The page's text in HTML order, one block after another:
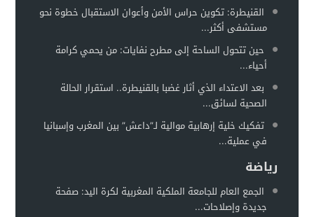
القنيطرة: تكوين حراس الأمن وأعوان الاستقبال خطوة نحو
مستشفى أكثر...
حين تتحول الساحة إلى مطرح نفايات: من يحمي كرامة
أحياء...
بعد الاعتداء الذي أثار غضبا بالقنيطرة.. استقرار الحالة
الصحية لسائق...
تفكيك خلية إرهابية موالية لـ”داعش” بين المغرب وإسبانيا
في عملية...
رياضة
الجمع العام للجامعة الملكية المغربية لكرة اليد: صفحة
جديدة وإصلاحات...